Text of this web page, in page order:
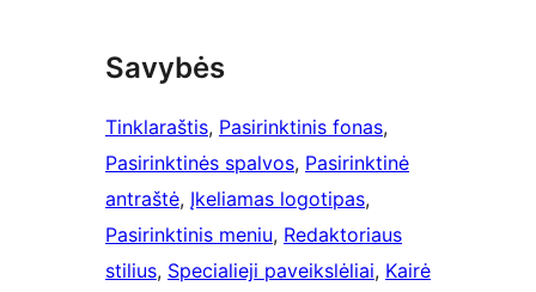
Savybės
Tinklaraštis, Pasirinktinis fonas
Pasirinktinės spalvos, Pasirinktinė
antraštė, Įkeliamas logotipas
Pasirinktinis meniu, Redaktoriaus
stilius, Specialieji paveikslėliai, Kairė